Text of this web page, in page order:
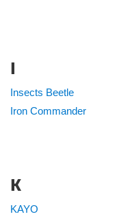
I
Insects Beetle
Iron Commander
K
KAYO